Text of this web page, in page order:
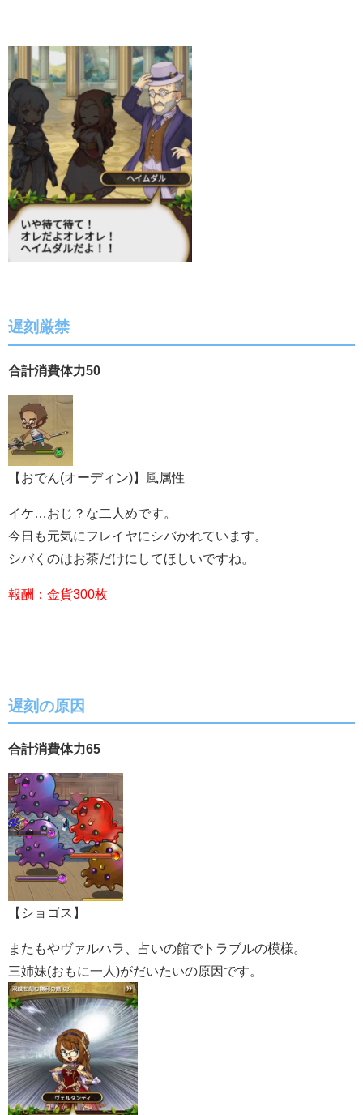
遅刻厳禁
合計消費体力50
【おでん(オーディン)】風属性
イケ…おじ？な二人めです。
今日も元気にフレイヤにシバかれています。
シバくのはお茶だけにしてほしいですね。
報酬：金貨300枚
遅刻の原因
合計消費体力65
【ショゴス】
またもやヴァルハラ、占いの館でトラブルの模様。
三姉妹(おもに一人)がだいたいの原因です。